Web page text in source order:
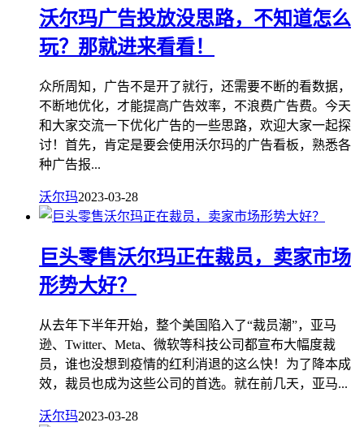
沃尔玛广告投放没思路，不知道怎么
玩？那就进来看看！
众所周知，广告不是开了就行，还需要不断的看数据，
不断地优化，才能提高广告效率，不浪费广告费。今天
和大家交流一下优化广告的一些思路，欢迎大家一起探
讨！首先，肯定是要会使用沃尔玛的广告看板，熟悉各
种广告报...
沃尔玛2023-03-28
巨头零售沃尔玛正在裁员，卖家市场
形势大好？
从去年下半年开始，整个美国陷入了“裁员潮”，亚马
逊、Twitter、Meta、微软等科技公司都宣布大幅度裁
员，谁也没想到疫情的红利消退的这么快！为了降本成
效，裁员也成为这些公司的首选。就在前几天，亚马...
沃尔玛2023-03-28